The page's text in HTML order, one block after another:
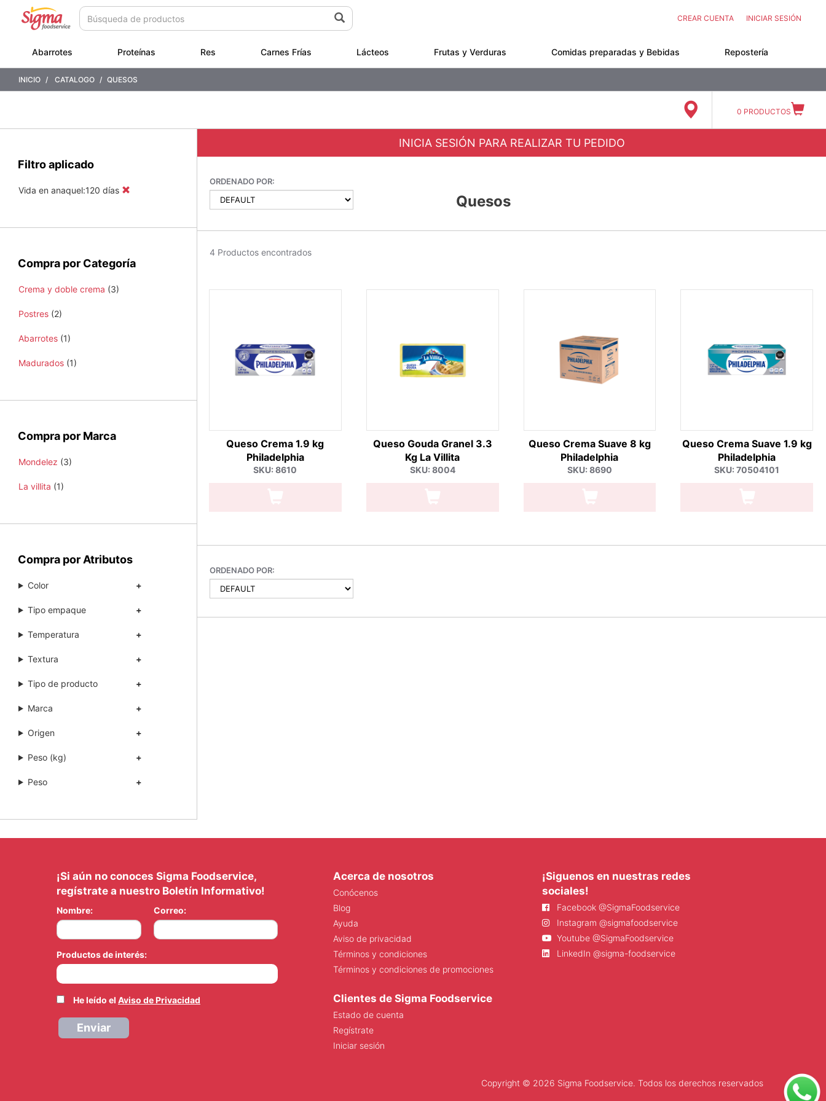
contenido
navegación
CREAR CUENTA INICIAR SESIÓN
Abarrotes Proteínas Res Carnes Frías Lácteos Frutas y Verduras Comidas preparadas y Bebidas Repostería
INICIO CATALOGO QUESOS
0 PRODUCTOS
Filtro aplicado
Vida en anaquel:120 días
Compra por Categoría
Crema y doble crema (3)
Postres (2)
Abarrotes (1)
Madurados (1)
Compra por Marca
Mondelez (3)
La villita (1)
Compra por Atributos
Color
Tipo empaque
Temperatura
Textura
Tipo de producto
Marca
Origen
Peso (kg)
Peso
INICIA SESIÓN PARA REALIZAR TU PEDIDO
ORDENADO POR:
Quesos
4 Productos encontrados
Queso Crema 1.9 kg
Philadelphia
SKU: 8610
Queso Gouda Granel 3.3
Kg La Villita
SKU: 8004
Queso Crema Suave 8 kg
Philadelphia
SKU: 8690
Queso Crema Suave 1.9 kg
Philadelphia
SKU: 70504101
ORDENADO POR:
¡Si aún no conoces Sigma Foodservice,
regístrate a nuestro Boletín Informativo!
Nombre: Correo:
Productos de interés:
He leído el Aviso de Privacidad
Enviar
Acerca de nosotros
Conócenos
Blog
Ayuda
Aviso de privacidad
Términos y condiciones
Términos y condiciones de promociones
¡Siguenos en nuestras redes
sociales!
Facebook @SigmaFoodservice
Instagram @sigmafoodservice
Youtube @SigmaFoodservice
LinkedIn @sigma-foodservice
Clientes de Sigma Foodservice
Estado de cuenta
Regístrate
Iniciar sesión
Copyright © 2026 Sigma Foodservice. Todos los derechos reservados